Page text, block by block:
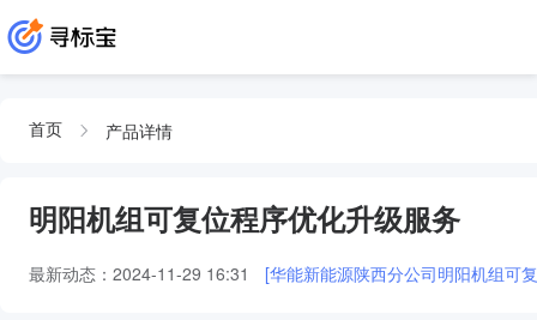
首页 产品详情
明阳机组可复位程序优化升级服务
最新动态： 2024-11-29 16:31 [华能新能源陕西分公司明阳机组可